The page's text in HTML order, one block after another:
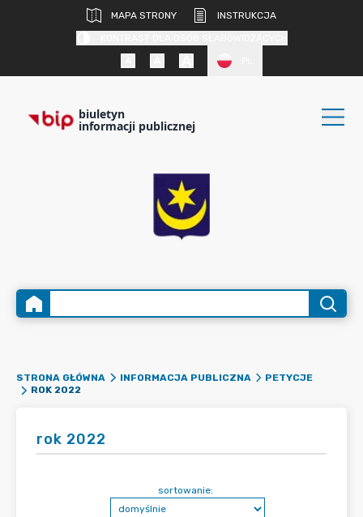
MAPA STRONY
INSTRUKCJA
biuletyn
informacji publicznej
STRONA GŁÓWNA INFORMACJA PUBLICZNA
PETYCJE
ROK 2022
rok 2022
sortowanie: